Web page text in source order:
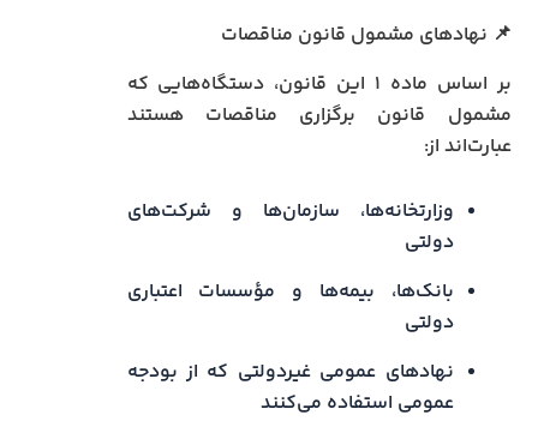
📌 نهادهای مشمول قانون مناقصات
بر اساس ماده ۱ این قانون، دستگاه‌هایی که
مشمول قانون برگزاری مناقصات هستند
عبارت‌اند از:
وزارتخانه‌ها، سازمان‌ها و شرکت‌های
دولتی
بانک‌ها، بیمه‌ها و مؤسسات اعتباری
دولتی
نهادهای عمومی غیردولتی که از بودجه
عمومی استفاده می‌کنند